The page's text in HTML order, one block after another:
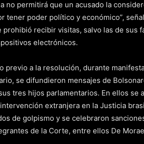
no permitirá que un acusado la
tener poder político y económico”,
prohibió recibir visitas, salvo las de sus
electrónicos.
previo a la resolución, durante
se difundieron mensajes de
tres hijos parlamentarios. En ellos se
extranjera en la Justicia
de golpismo y se celebraron
de la Corte, entre ellos De